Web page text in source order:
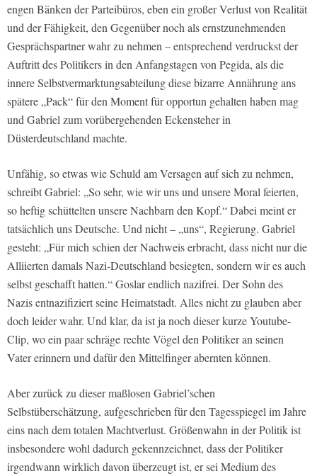
engen Bänken der Parteibüros, eben ein großer Verlust von Realität
und der Fähigkeit, den Gegenüber noch als ernstzunehmenden
Gesprächspartner wahr zu nehmen – entsprechend verdruckst der
Auftritt des Politikers in den Anfangstagen von Pegida, als die
innere Selbstvermarktungsabteilung diese bizarre Annährung ans
spätere „Pack“ für den Moment für opportun gehalten haben mag
und Gabriel zum vorübergehenden Eckensteher in
Düsterdeutschland machte.
Unfähig, so etwas wie Schuld am Versagen auf sich zu nehmen,
schreibt Gabriel: „So sehr, wie wir uns und unsere Moral feierten,
so heftig schüttelten unsere Nachbarn den Kopf.“ Dabei meint er
tatsächlich uns Deutsche. Und nicht – „uns“, Regierung. Gabriel
gesteht: „Für mich schien der Nachweis erbracht, dass nicht nur die
Alliierten damals Nazi-Deutschland besiegten, sondern wir es auch
selbst geschafft hatten.“ Goslar endlich nazifrei. Der Sohn des
Nazis entnazifiziert seine Heimatstadt. Alles nicht zu glauben aber
doch leider wahr. Und klar, da ist ja noch dieser kurze Youtube-
Clip, wo ein paar schräge rechte Vögel den Politiker an seinen
Vater erinnern und dafür den Mittelfinger abernten können.
Aber zurück zu dieser maßlosen Gabriel’schen
Selbstüberschätzung, aufgeschrieben für den Tagesspiegel im Jahre
eins nach dem totalen Machtverlust. Größenwahn in der Politik ist
insbesondere wohl dadurch gekennzeichnet, dass der Politiker
irgendwann wirklich davon überzeugt ist, er sei Medium des